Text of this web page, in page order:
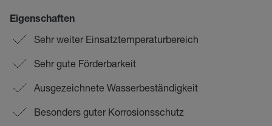
Eigenschaften
Sehr weiter Einsatztemperaturbereich
Sehr gute Förderbarkeit
Ausgezeichnete Wasserbeständigkeit
Besonders guter Korrosionsschutz